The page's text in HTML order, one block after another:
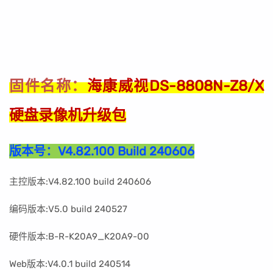
固件名称：海康威视DS-8808N-Z8/X
硬盘录像机升级包
版本号： V4.82.100 Build 240606
主控版本:V4.82.100 build 240606
编码版本:V5.0 build 240527
硬件版本:B-R-K20A9_K20A9-00
Web版本:V4.0.1 build 240514